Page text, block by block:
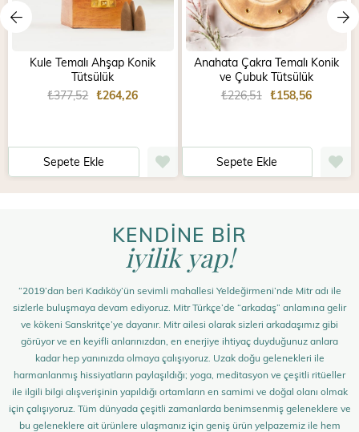
Kule Temalı Ahşap Konik
Tütsülük
₺264,26
₺377,52
Sepete Ekle
Anahata Çakra Temalı Konik
ve Çubuk Tütsülük
₺158,56
₺226,51
Sepete Ekle
KENDİNE BİR
iyilik yap!
“2019’dan beri Kadıköy’ün sevimli mahallesi Yeldeğirmeni’nde Mitr adı ile
sizlerle buluşmaya devam ediyoruz. Mitr Türkçe’de “arkadaş” anlamına gelir
ve kökeni Sanskritçe’ye dayanır. Mitr ailesi olarak sizleri arkadaşımız gibi
görüyor ve en keyifli anlarınızdan, en enerjiye ihtiyaç duyduğunuz anlara
kadar hep yanınızda olmaya çalışıyoruz. Uzak doğu gelenekleri ile
harmanlanmış hissiyatların paylaşıldığı; yoga, meditasyon ve çeşitli ritüeller
ile ilgili bilgi alışverişinin yapıldığı ortamların en samimi ve doğal olanı olmak
için çalışıyoruz. Tüm dünyada çeşitli zamanlarda benimsenmiş geleneklere ve
bu geleneklere ait ürünlere ulaşmanız için geniş ürün yelpazemiz ile hem